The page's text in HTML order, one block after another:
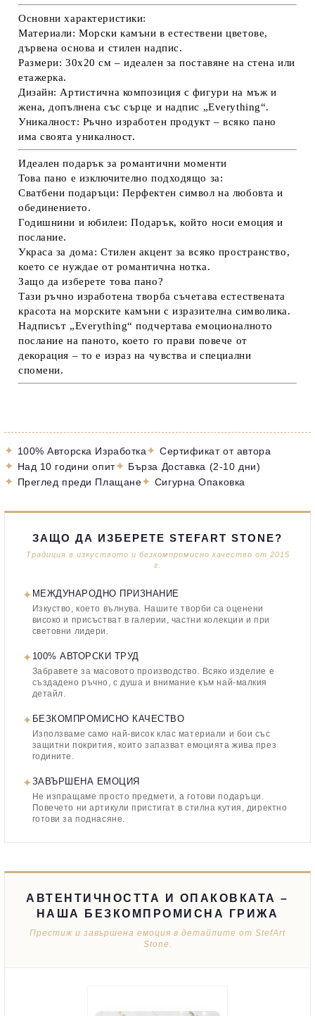
Основни характеристики:
Материали: Морски камъни в естествени цветове,
дървена основа и стилен надпис.
Размери: 30х20 см – идеален за поставяне на стена или
етажерка.
Дизайн: Артистична композиция с фигури на мъж и
жена, допълнена със сърце и надпис „Everything“.
Уникалност: Ръчно изработен продукт – всяко пано
има своята уникалност.
Идеален подарък за романтични моменти
Това пано е изключително подходящо за:
Сватбени подаръци: Перфектен символ на любовта и
обединението.
Годишнини и юбилеи: Подарък, който носи емоция и
послание.
Украса за дома: Стилен акцент за всяко пространство,
което се нуждае от романтична нотка.
Защо да изберете това пано?
Тази ръчно изработена творба съчетава естествената
красота на морските камъни с изразителна символика.
Надписът „Everything“ подчертава емоционалното
послание на паното, което го прави повече от
декорация – то е израз на чувства и специални
спомени.
✦ 100% Авторска Изработка✦ Сертификат от автора
✦ Над 10 години опит✦ Бърза Доставка (2-10 дни)
✦ Преглед преди Плащане✦ Сигурна Опаковка
ЗАЩО ДА ИЗБЕРЕТЕ STEFART STONE?
Традиция в изкуството и безкомпромисно качество от 2015
г.
✦ МЕЖДУНАРОДНО ПРИЗНАНИЕ
Изкуство, което вълнува. Нашите творби са оценени
високо и присъстват в галерии, частни колекции и при
световни лидери.
✦ 100% АВТОРСКИ ТРУД
Забравете за масовото производство. Всяко изделие е
създадено ръчно, с душа и внимание към най-малкия
детайл.
✦ БЕЗКОМПРОМИСНО КАЧЕСТВО
Използваме само най-висок клас материали и бои със
защитни покрития, които запазват емоцията жива през
годините.
✦ЗАВЪРШЕНА ЕМОЦИЯ
Не изпращаме просто предмети, а готови подаръци.
Повечето ни артикули пристигат в стилна кутия, директно
готови за поднасяне.
АВТЕНТИЧНОСТТА И ОПАКОВКАТА –
НАША БЕЗКОМПРОМИСНА ГРИЖА
Престиж и завършена емоция в детайлите от StefArt
Stone.